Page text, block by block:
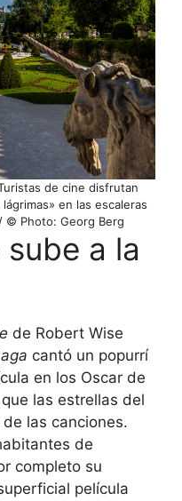
de cine disfrutan
en las escaleras
© Photo: Georg Berg
a la
de Robert Wise
cantó un popurrí
en los Oscar de
las estrellas del
las canciones.
de
completo su
película